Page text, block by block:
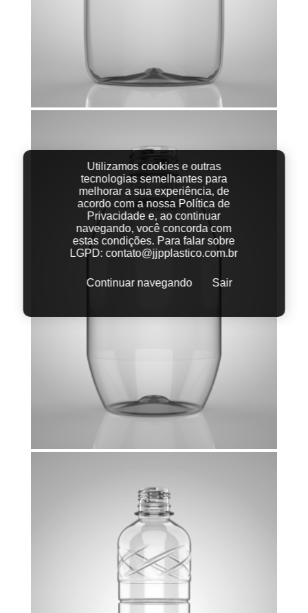
Utilizamos cookies e outras
tecnologias semelhantes para
melhorar a sua experiência, de
acordo com a nossa Política de
Privacidade e, ao continuar
navegando, você concorda com
estas condições. Para falar sobre
LGPD:contato@jjpplastico.com.br
Continuar navegando Sair